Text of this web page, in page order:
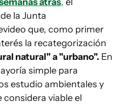
la Junta
que, como primer
la recategorización
natural" a "urbano". En
simple para
estudio ambientales y
considera viable el